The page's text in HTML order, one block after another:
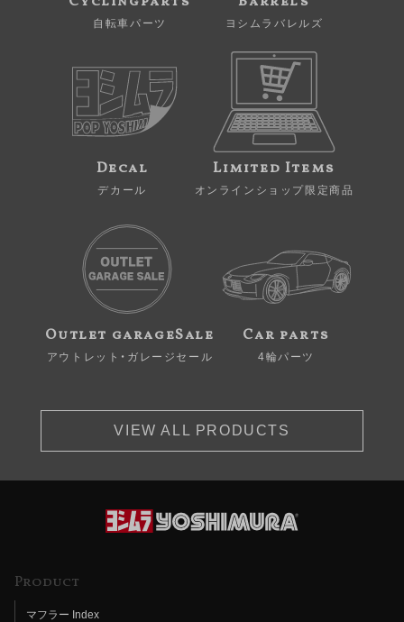
自転車パーツ ヨシムラバレルズ
Decal
デカール
Limited Items
オンラインショップ限定商品
Outlet garageSale
アウトレット・ガレージセール
Car parts
4輪パーツ
VIEW ALL PRODUCTS
Product
マフラー Index